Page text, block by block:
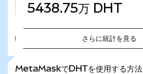
5438.75万 DHT
さらに統計を見る
MetaMaskでDHTを使用する方法